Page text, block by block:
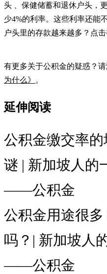
头 、保健储蓄和退休户头，
少4%的利率。这些利率还能
户头里的存款越来越多？点
有更多关于公积金的疑惑？
为什么》
。
延伸阅读
公积金缴交率的
谜 | 新加坡人的
——公积金
公积金用途很多
吗？| 新加坡人
——公积金